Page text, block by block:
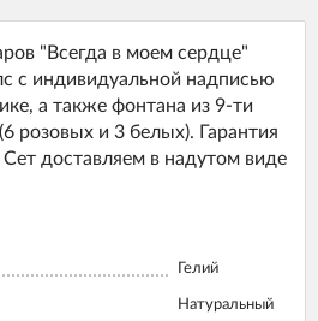
"Всегда в моем сердце"
с индивидуальной надписью
а также фонтана из 9-ти
розовых и 3 белых). Гарантия
Сет доставляем в надутом виде
Гелий
Натуральный